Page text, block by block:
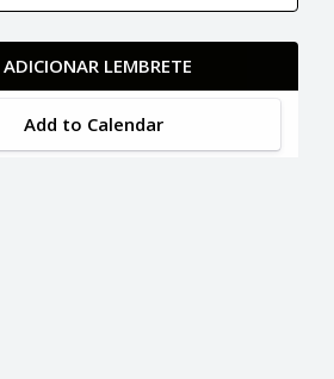
ADICIONAR LEMBRETE
Add to Calendar